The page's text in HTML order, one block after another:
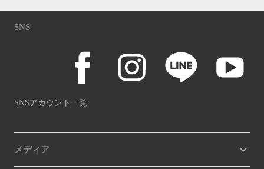
SNS
SNSアカウント一覧
メディア